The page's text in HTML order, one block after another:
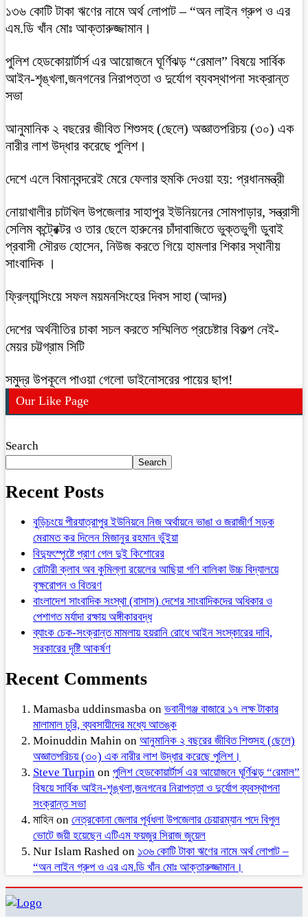
১৩৬ কোটি টাকা ঋণের নামে অর্থ লোপাট – “অন লাইন গ্রুপ ও এর
এম.ডি খাঁন মোঃ আক্তারুজ্জামান।
পুলিশ হেডকোয়ার্টার্স এর আয়োজনে ঘূর্ণিঝড় “রেমাল” বিষয়ে সার্বিক
আইন-শৃঙ্খলা,জনগনের নিরাপত্তা ও দুর্যোগ ব্যবস্থাপনা সংক্রান্ত
সভা
আনুমানিক ২ বছরের জীবিত শিশুসহ (ছেলে) অজ্ঞাতপরিচয় (৩০) এক
নারীর লাশ উদ্ধার করেছে পুলিশ।
দেশে এলে বিমানবন্দরেই মেরে ফেলার হুমকি দেওয়া হয়: প্রধানমন্ত্রী
নোয়াখালীর চাটখিল উপজেলার সাহাপুর ইউনিয়নের সোমপাড়ার, সন্ত্রাসী
সেলিম কন্ট্রেক্টর ও তার ছেলে হারুনের চাঁদাবাজিতে ভুক্তভুগী ডুবাই
প্রবাসী সৌরভ হোসেন, নিউজ করতে গিয়ে হামলার শিকার স্থানীয়
সাংবাদিক ।
ফ্রিল্যান্সিংয়ে সফল ময়মনসিংহের দিবস সাহা (আদর)
দেশের অর্থনীতির চাকা সচল করতে সম্মিলিত প্রচেষ্টার বিকল্প নেই-
মেয়র চট্টগ্রাম সিটি
সমুদ্র উপকূলে পাওয়া গেলো ডাইনোসরের পায়ের ছাপ!
Our Like Page
Search
Search
Recent Posts
বুড়িচংয়ে পীরযাত্রাপুর ইউনিয়নে নিজ অর্থায়নে ভাঙা ও জরাজীর্ণ সড়ক
মেরামত কর দিলেন মিজানুর রহমান ভুঁইয়া
বিদ্যুৎস্পৃষ্টে প্রাণ গেল দুই কিশোরের
রোটারী ক্লাব অব কুমিল্লা রয়েলের আছিয়া গণি বালিকা উচ্চ বিদ্যালয়ে
বৃক্ষরোপন ও বিতরণ
বাংলাদেশ সাংবাদিক সংস্থা (বাসাস) দেশের সাংবাদিকদের অধিকার ও
পেশাগত মর্যাদা রক্ষায় অঙ্গীকারবদ্ধ
ব্যাংক চেক-সংক্রান্ত মামলায় হয়রানি রোধে আইন সংস্কারের দাবি,
সরকারের দৃষ্টি আকর্ষণ
Recent Comments
Mamasba uddinsmasba on ভবানীগঞ্জ বাজারে ১৭ লক্ষ টাকার
মালামাল চুরি, ব্যবসায়ীদের মধ্যে আতঙ্ক
Moinuddin Mahin on আনুমানিক ২ বছরের জীবিত শিশুসহ (ছেলে)
অজ্ঞাতপরিচয় (৩০) এক নারীর লাশ উদ্ধার করেছে পুলিশ।
Steve Turpin on পুলিশ হেডকোয়ার্টার্স এর আয়োজনে ঘূর্ণিঝড় “রেমাল”
বিষয়ে সার্বিক আইন-শৃঙ্খলা,জনগনের নিরাপত্তা ও দুর্যোগ ব্যবস্থাপনা
সংক্রান্ত সভা
মাহিন on নেত্রকোনা জেলার পূর্বধলা উপজেলার চেয়ারম্যান পদে বিপুল
ভোটে জয়ী হয়েছেন এটিএম ফয়জুর সিরাজ জুয়েল
Nur Islam Rashed on ১৩৬ কোটি টাকা ঋণের নামে অর্থ লোপাট –
“অন লাইন গ্রুপ ও এর এম.ডি খাঁন মোঃ আক্তারুজ্জামান।